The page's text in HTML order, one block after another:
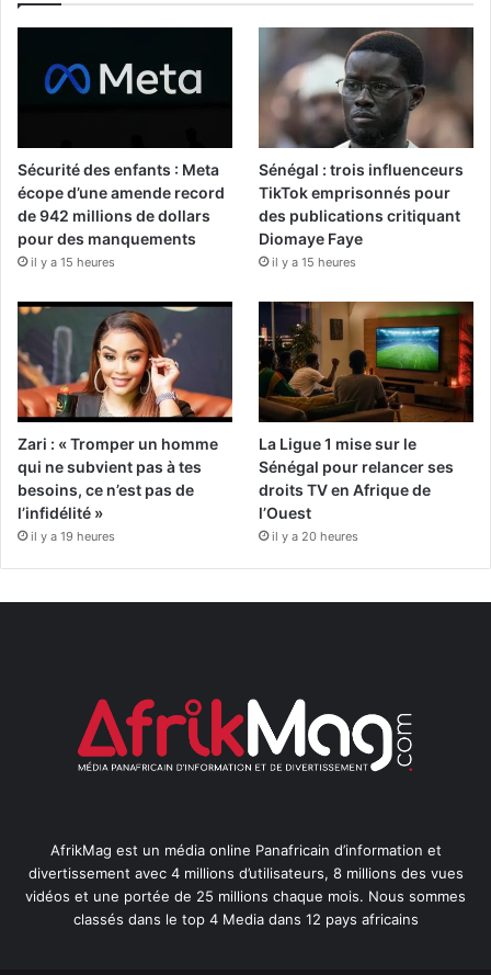
Sécurité des enfants : Meta
écope d’une amende record
de 942 millions de dollars
pour des manquements
il y a 15 heures
Sénégal : trois influenceurs
TikTok emprisonnés pour
des publications critiquant
Diomaye Faye
il y a 15 heures
Zari : « Tromper un homme
qui ne subvient pas à tes
besoins, ce n’est pas de
l’infidélité »
il y a 19 heures
La Ligue 1 mise sur le
Sénégal pour relancer ses
droits TV en Afrique de
l’Ouest
il y a 20 heures
AfrikMag est un média online Panafricain d’information et
divertissement avec 4 millions d’utilisateurs, 8 millions des vues
vidéos et une portée de 25 millions chaque mois. Nous sommes
classés dans le top 4 Media dans 12 pays africains